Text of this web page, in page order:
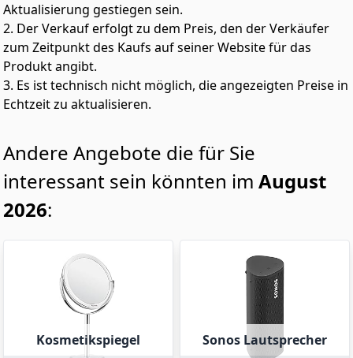
Aktualisierung gestiegen sein.
2. Der Verkauf erfolgt zu dem Preis, den der Verkäufer
zum Zeitpunkt des Kaufs auf seiner Website für das
Produkt angibt.
3. Es ist technisch nicht möglich, die angezeigten Preise in
Echtzeit zu aktualisieren.
Andere Angebote die für Sie
interessant sein könnten im August
2026:
Kosmetikspiegel Sonos Lautsprecher